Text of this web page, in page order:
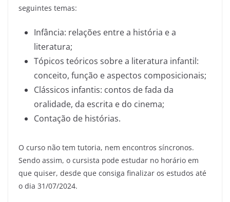
seguintes temas:
Infância: relações entre a história e a
literatura;
Tópicos teóricos sobre a literatura infantil:
conceito, função e aspectos composicionais;
Clássicos infantis: contos de fada da
oralidade, da escrita e do cinema;
Contação de histórias.
O curso não tem tutoria, nem encontros síncronos.
Sendo assim, o cursista pode estudar no horário em
que quiser, desde que consiga finalizar os estudos até
o dia 31/07/2024.